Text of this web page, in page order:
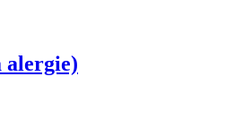
alergie)